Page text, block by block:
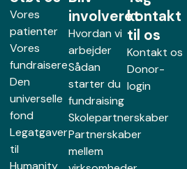
Vores
patienter
Vores
fundraisere
Den
universelle
fond
Legatgaver
til
Humanity
involveret
Hvordan vi
arbejder
Sådan
starter du
fundraising
Skolepartnerskaber
Partnerskaber
mellem
kontakt
til os
Kontakt os
Donor-
login